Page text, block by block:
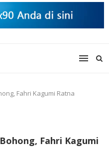
Fahri Kagumi Ratna
Fahri Kagumi